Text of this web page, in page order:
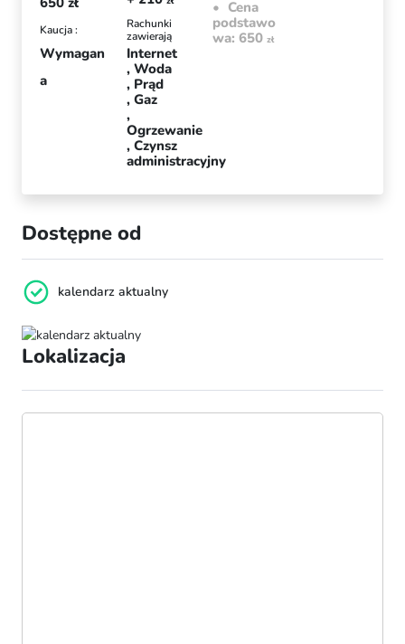
Kaucja :
Wymagan
a
Rachunki
zawierają
Internet
Woda
Prąd
Gaz
Ogrzewanie
Czynsz
administracyjny
Cena
podstawo
wa: 650 zł
Dostępne od
kalendarz aktualny
Lokalizacja